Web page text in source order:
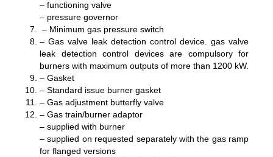
– functioning valve
– pressure governor
– Minimum gas pressure switch
– Gas valve leak detection control device. gas valve
leak detection control devices are compulsory for
burners with maximum outputs of more than 1200 kW.
– Gasket
– Standard issue burner gasket
– Gas adjustment butterfly valve
– Gas train/burner adaptor
– supplied with burner
– supplied on requested separately with the gas ramp
for flanged versions